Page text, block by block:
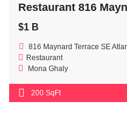
Restaurant 816
$1 B
816 Maynard Terrace SE
Restaurant
Mona Ghaly
200 SqFt